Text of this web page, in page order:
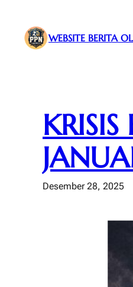
konten
WEBSITE BERITA
Desember 28, 2025